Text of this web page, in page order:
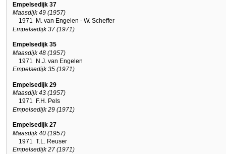
Empelsedijk 37
Maasdijk 49 (1957)
1971
M. van Engelen - W. Scheffer
Empelsedijk 37 (1971)
Empelsedijk 35
Maasdijk 48 (1957)
1971
N.J. van Engelen
Empelsedijk 35 (1971)
Empelsedijk 29
Maasdijk 43 (1957)
1971
F.H. Pels
Empelsedijk 29 (1971)
Empelsedijk 27
Maasdijk 40 (1957)
1971 T.L. Reuser
Empelsedijk 27 (1971)